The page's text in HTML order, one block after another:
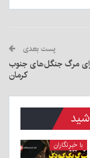
پست بعدی
مرگ جنگل‌های جنوب
کرمان
با خبرنگاران